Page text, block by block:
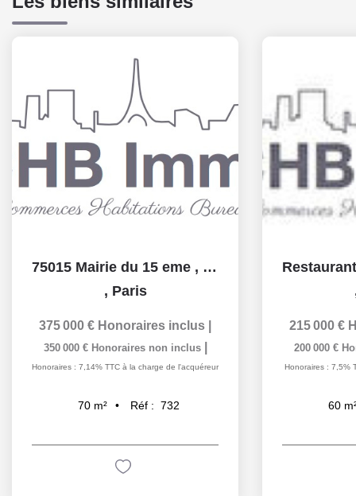
75015 Mairie du 15 eme , restaurant - brasserie avec...
, Paris
375 000 € Honoraires inclus
350 000 € Honoraires non inclus
Honoraires : 7,14% TTC à la charge de l'acquéreur
70 m² Réf : 732
215 000 €
200 000 €
Honoraires : 7,5%
60